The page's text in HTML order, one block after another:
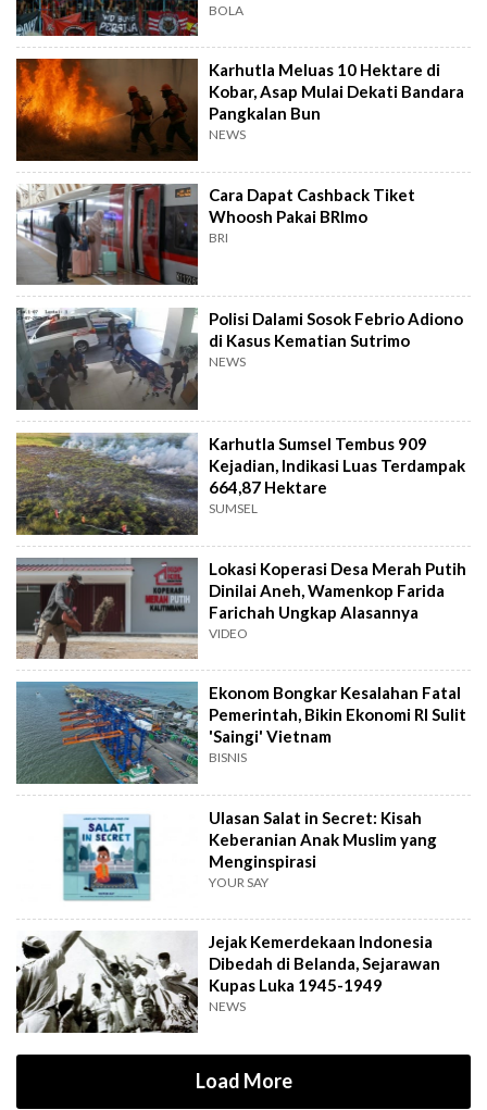
BOLA
Karhutla Meluas 10 Hektare di
Kobar, Asap Mulai Dekati Bandara
Pangkalan Bun
NEWS
Cara Dapat Cashback Tiket
Whoosh Pakai BRImo
BRI
Polisi Dalami Sosok Febrio Adiono
di Kasus Kematian Sutrimo
NEWS
Karhutla Sumsel Tembus 909
Kejadian, Indikasi Luas Terdampak
664,87 Hektare
SUMSEL
Lokasi Koperasi Desa Merah Putih
Dinilai Aneh, Wamenkop Farida
Farichah Ungkap Alasannya
VIDEO
Ekonom Bongkar Kesalahan Fatal
Pemerintah, Bikin Ekonomi RI Sulit
'Saingi' Vietnam
BISNIS
Ulasan Salat in Secret: Kisah
Keberanian Anak Muslim yang
Menginspirasi
YOUR SAY
Jejak Kemerdekaan Indonesia
Dibedah di Belanda, Sejarawan
Kupas Luka 1945-1949
NEWS
Load More